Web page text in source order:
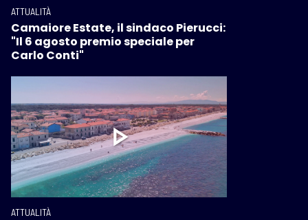
ATTUALITÀ
Camaiore Estate, il sindaco Pierucci:
"Il 6 agosto premio speciale per
Carlo Conti"
ATTUALITÀ